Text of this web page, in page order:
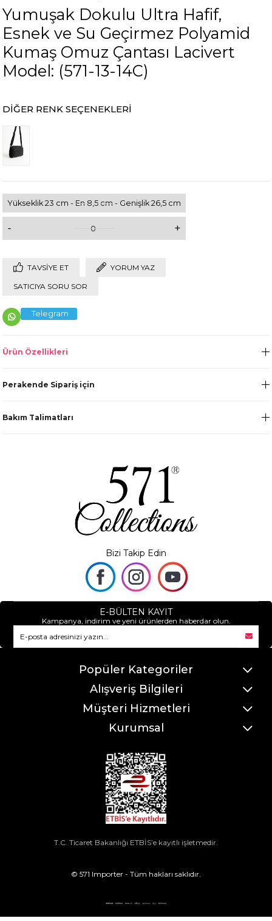
Yumuşak Dokulu Ultra Hafif,
Esnek ve Su Geçirmez Polyamid
Kumaş Omuz Çantası Lacivert
Model: (571-13-14C)
DIĞER RENK SEÇENEKLERI
Yükseklik 23 cm - En 8,5 cm - Genişlik 26,5 cm
- 0 +
TAVSIYE ET YORUM YAZ
SATICIYA SORU SOR
Telegram
Ürün Özellikleri
Perakende Sipariş için
Bakım Talimatları
Bizi Takip Edin
E-BÜLTEN KAYIT
Kampanya, indirim ve yeni ürünlerden haberdar olun.
Popüler Kategoriler
Alışveriş Bilgileri
Müşteri Hizmetleri
Kurumsal
T.C. Ticaret Bakanlığı ETBİS’e kayıtlı işletmedir.
© 571 Importer - Tüm hakları saklıdır.